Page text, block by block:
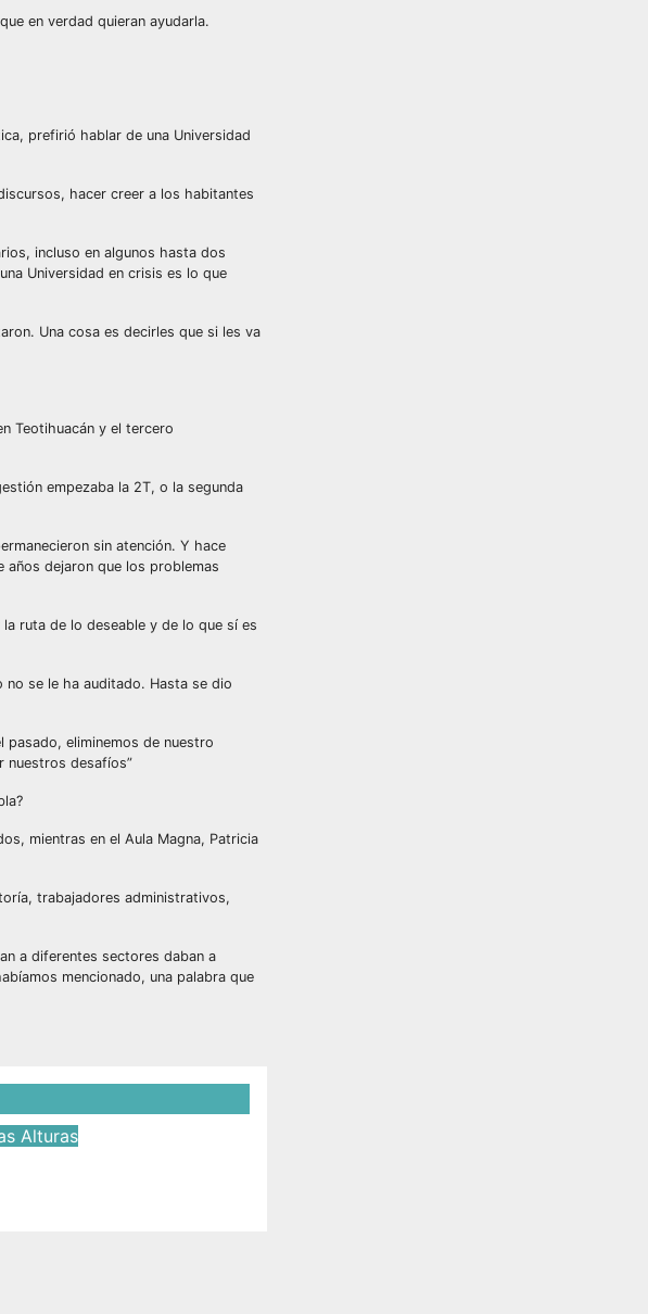
en verdad quieran ayudarla.
prefirió hablar de una Universidad
hacer creer a los habitantes
incluso en algunos hasta dos
Universidad en crisis es lo que
Una cosa es decirles que si les va
Teotihuacán y el tercero
empezaba la 2T, o la segunda
sin atención. Y hace
años dejaron que los problemas
ruta de lo deseable y de lo que sí es
se le ha auditado. Hasta se dio
pasado, eliminemos de nuestro
nuestros desafíos”
mientras en el Aula Magna, Patricia
trabajadores administrativos,
a diferentes sectores daban a
mencionado, una palabra que
Alturas